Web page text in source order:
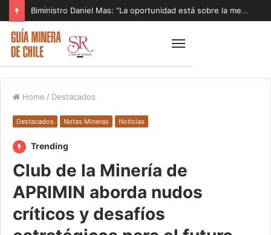
Biministro Daniel Mas: “La oportunidad está sobre la mesa y tenemos que aprovecharla”
Home / Destacados
Destacados Notas Mineras Noticias
Trending
Club de la Minería de
APRIMIN aborda nudos
críticos y desafíos